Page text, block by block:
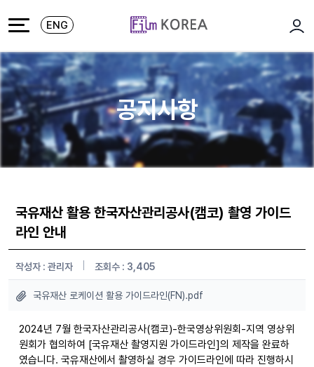
ENG
로
공지사항
국유재산 활용 한국자산관리공사(캠코) 촬영 가이드
라인 안내
작성자 : 관리자 조회수 : 3,405
국유재산 로케이션 활용 가이드라인(FN).pdf
2024년 7월 한국자산관리공사(캠코)-한국영상위원회-지역 영상위
원회가 협의하여 [국유재산 촬영지원 가이드라인]의 제작을 완료하
였습니다. 국유재산에서 촬영하실 경우 가이드라인에 따라 진행하시